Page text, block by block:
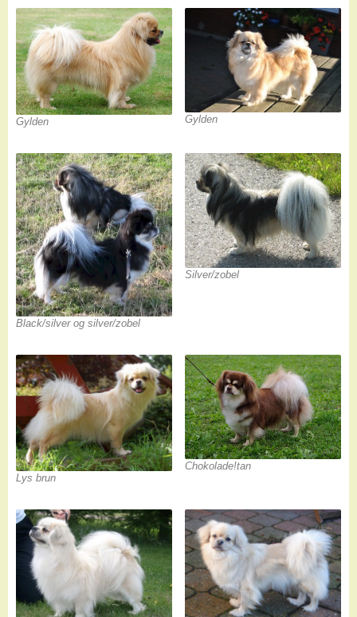
Gylden Gylden
Black/silver og silver/zobel
Silver/zobel
Lys brun
Chokolade!tan